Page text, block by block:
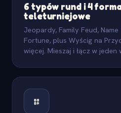
6 typów rund i 4
teleturniejowe
Jeopardy, Family Feud,
Fortune, plus Wyścig na
więcej. Mieszaj i łącz w jeden